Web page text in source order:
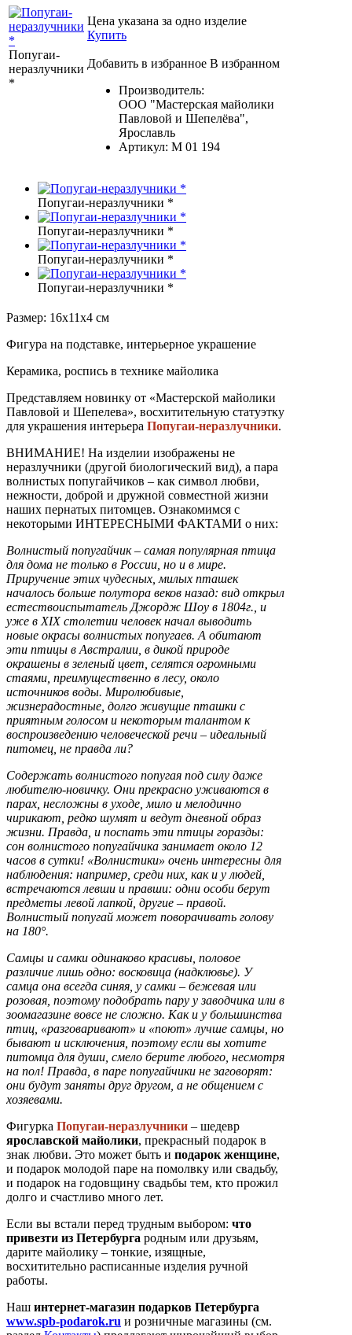
Попугаи-
неразлучники
*
Цена указана за одно изделие
Купить
Добавить в избранное В избранном
Производитель:
ООО "Мастерская майолики
Павловой и Шепелёва",
Ярославль
Артикул: М 01 194
Попугаи-неразлучники *
Попугаи-неразлучники *
Попугаи-неразлучники *
Попугаи-неразлучники *
Размер: 16х11х4 см
Фигура на подставке, интерьерное украшение
Керамика, роспись в технике майолика
Представляем новинку от «Мастерской майолики
Павловой и Шепелева», восхитительную статуэтку
для украшения интерьера Попугаи-неразлучники.
ВНИМАНИЕ! На изделии изображены не
неразлучники (другой биологический вид), а пара
волнистых попугайчиков – как символ любви,
нежности, доброй и дружной совместной жизни
наших пернатых питомцев. Ознакомимся с
некоторыми ИНТЕРЕСНЫМИ ФАКТАМИ о них:
Волнистый попугайчик – самая популярная птица
для дома не только в России, но и в мире.
Приручение этих чудесных, милых пташек
началось больше полутора веков назад: вид открыл
естествоиспытатель Джордж Шоу в 1804г., и
уже в XIX столетии человек начал выводить
новые окрасы волнистых попугаев. А обитают
эти птицы в Австралии, в дикой природе
окрашены в зеленый цвет, селятся огромными
стаями, преимущественно в лесу, около
источников воды. Миролюбивые,
жизнерадостные, долго живущие пташки с
приятным голосом и некоторым талантом к
воспроизведению человеческой речи – идеальный
питомец, не правда ли?
Содержать волнистого попугая под силу даже
любителю-новичку. Они прекрасно уживаются в
парах, несложны в уходе, мило и мелодично
чирикают, редко шумят и ведут дневной образ
жизни. Правда, и поспать эти птицы горазды:
сон волнистого попугайчика занимает около 12
часов в сутки! «Волнистики» очень интересны для
наблюдения: например, среди них, как и у людей,
встречаются левши и правши: одни особи берут
предметы левой лапкой, другие – правой.
Волнистый попугай может поворачивать голову
на 180°.
Самцы и самки одинаково красивы, половое
различие лишь одно: восковица (надклювье). У
самца она всегда синяя, у самки – бежевая или
розовая, поэтому подобрать пару у заводчика или в
зоомагазине вовсе не сложно. Как и у большинства
птиц, «разговаривают» и «поют» лучше самцы, но
бывают и исключения, поэтому если вы хотите
питомца для души, смело берите любого, несмотря
на пол! Правда, в паре попугайчики не заговорят:
они будут заняты друг другом, а не общением с
хозяевами.
Фигурка Попугаи-неразлучники – шедевр
ярославской майолики, прекрасный подарок в
знак любви. Это может быть и подарок женщине,
и подарок молодой паре на помолвку или свадьбу,
и подарок на годовщину свадьбы тем, кто прожил
долго и счастливо много лет.
Если вы встали перед трудным выбором: что
привезти из Петербурга родным или друзьям,
дарите майолику – тонкие, изящные,
восхитительно расписанные изделия ручной
работы.
Наш интернет-магазин подарков Петербурга
www.spb-podarok.ru и розничные магазины (см.